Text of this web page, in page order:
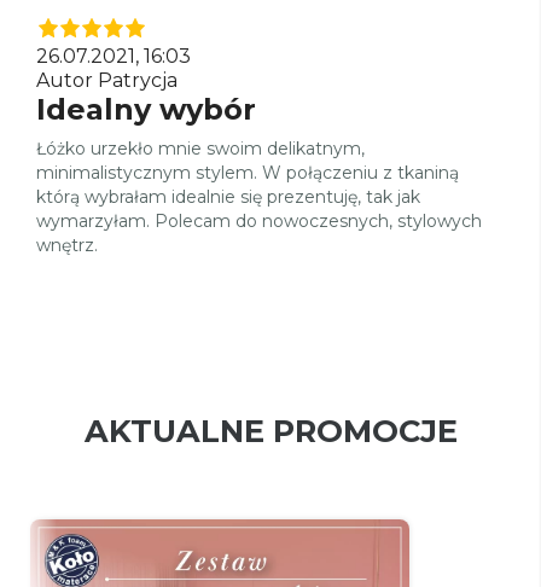
26.07.2021, 16:03
Autor Patrycja
Idealny wybór
Łóżko urzekło mnie swoim delikatnym,
minimalistycznym stylem. W połączeniu z tkaniną
którą wybrałam idealnie się prezentuję, tak jak
wymarzyłam. Polecam do nowoczesnych, stylowych
wnętrz.
AKTUALNE PROMOCJE